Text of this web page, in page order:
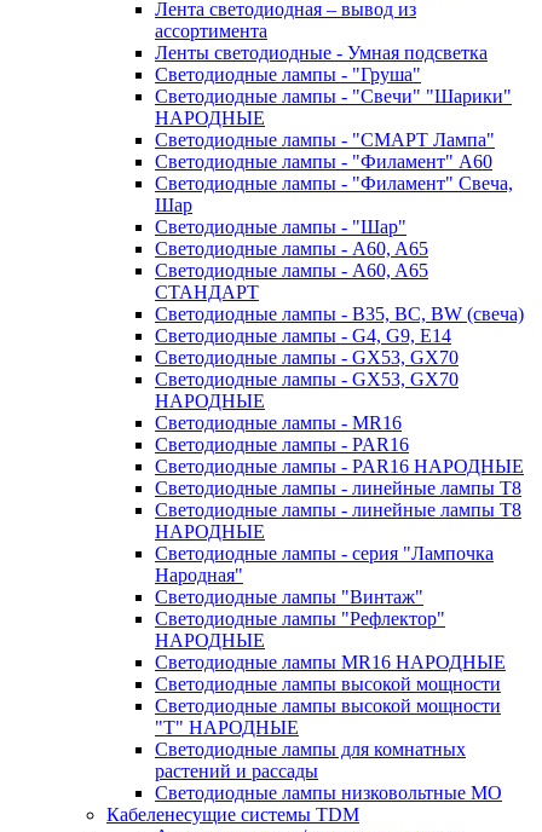
Лента светодиодная – вывод из
ассортимента
Ленты светодиодные - Умная подсветка
Светодиодные лампы - "Груша"
Светодиодные лампы - "Свечи" "Шарики"
НАРОДНЫЕ
Светодиодные лампы - "СМАРТ Лампа"
Светодиодные лампы - "Филамент" A60
Светодиодные лампы - "Филамент" Свеча,
Шар
Светодиодные лампы - "Шар"
Светодиодные лампы - A60, A65
Светодиодные лампы - A60, A65
СТАНДАРТ
Светодиодные лампы - B35, BC, BW (свеча)
Светодиодные лампы - G4, G9, Е14
Светодиодные лампы - GX53, GX70
Светодиодные лампы - GX53, GX70
НАРОДНЫЕ
Светодиодные лампы - MR16
Светодиодные лампы - PAR16
Светодиодные лампы - PAR16 НАРОДНЫЕ
Светодиодные лампы - линейные лампы T8
Светодиодные лампы - линейные лампы T8
НАРОДНЫЕ
Светодиодные лампы - серия "Лампочка
Народная"
Светодиодные лампы "Винтаж"
Светодиодные лампы "Рефлектор"
НАРОДНЫЕ
Светодиодные лампы MR16 НАРОДНЫЕ
Светодиодные лампы высокой мощности
Светодиодные лампы высокой мощности
"Т" НАРОДНЫЕ
Светодиодные лампы для комнатных
растений и рассады
Светодиодные лампы низковольтные МО
Кабеленесущие системы TDM